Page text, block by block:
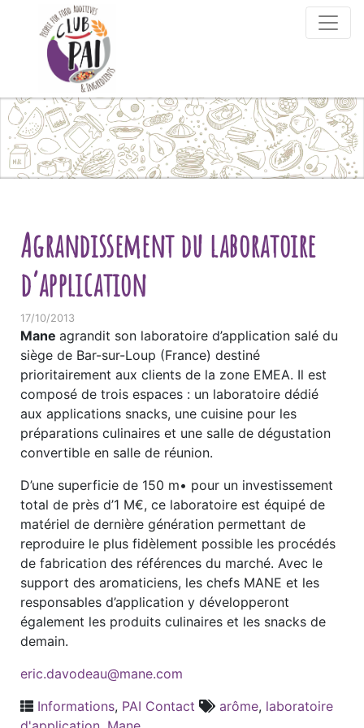
Skip to content
Agrandissement du laboratoire
d’application
17/10/2013
Mane agrandit son laboratoire d’application salé du
siège de Bar-sur-Loup (France) destiné
prioritairement aux clients de la zone EMEA. Il est
composé de trois espaces : un laboratoire dédié
aux applications snacks, une cuisine pour les
préparations culinaires et une salle de dégustation
convertible en salle de réunion.
D’une superficie de 150 m• pour un investissement
total de près d’1 M€, ce laboratoire est équipé de
matériel de dernière génération permettant de
reproduire le plus fidèlement possible les procédés
de fabrication des références du marché. Avec le
support des aromaticiens, les chefs MANE et les
responsables d’application y développeront
également les produits culinaires et les snacks de
demain.
eric.davodeau@mane.com
Informations, PAI Contact arôme, laboratoire